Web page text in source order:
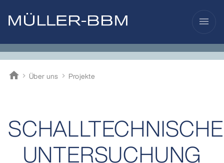
menu
home
Müller-BBMÜber uns Projekte
SCHALLTECHNISCHE
UNTERSUCHUNG